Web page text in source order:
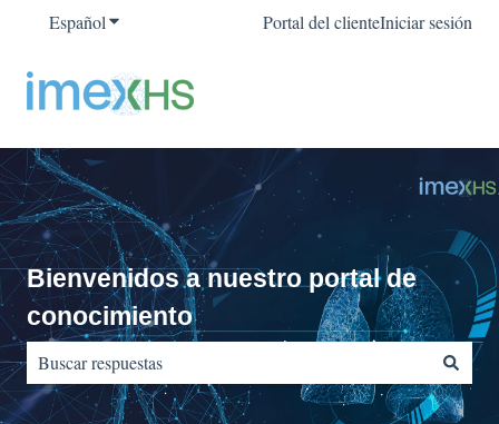
EspañolTraducciones de Mostrar submenú de
Portal del clienteIniciar sesión
Bienvenidos a nuestro portal de
conocimiento
No hay sugerencias porque el campo de búsqueda está vacío.